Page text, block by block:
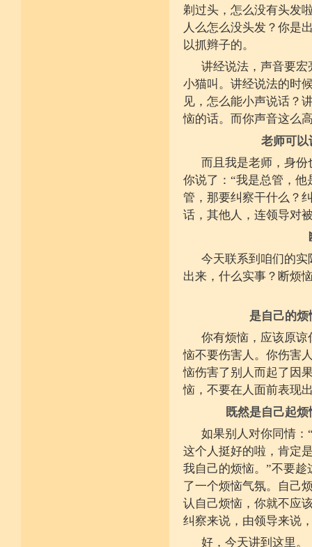
剃过头，怎么没有头发
人么怎么没头发？你是
以抓辫子的。
讲经说法，声音要
小猫叫。讲经说法的时
见，怎么能小声说话？
恼的话。而你声音这么
老师可以
而且我是老师，身
你说了：“我是总管，
管，那要纠察干什么？
话，其他人，连领导对
今天联系到咱们的
出来，什么实事？断烦
是自己的
你有烦恼，应该原
恼不要伤害人。你伤害
恼伤害了别人而起了因
恼，不要在人面前表现
既然是自己起
如果别人对你同情
这个人挺好的啦，肯定
我自己的烦恼。”不要
了一个烦恼气氛。自己
认自己烦恼，你就不应
纠察来说，由领导来说
好，今天讲到这里。